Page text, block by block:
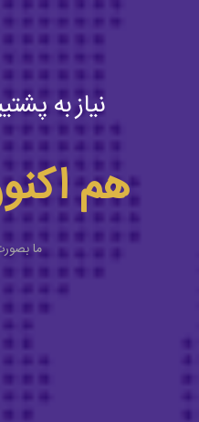
نیاز به
هم
ما